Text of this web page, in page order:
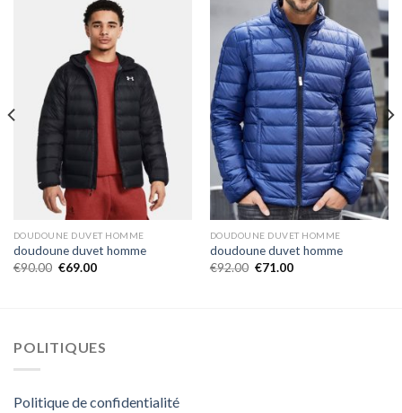
DOUDOUNE DUVET HOMME
doudoune duvet homme
€90.00 €69.00
DOUDOUNE DUVET HOMME
doudoune duvet homme
€92.00 €71.00
POLITIQUES
Politique de confidentialité